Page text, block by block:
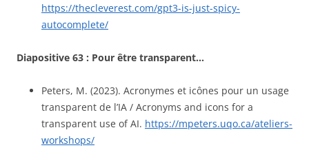
https://thecleverest.com/gpt3-is-just-spicy-
autocomplete/
Diapositive 63 : Pour être transparent…
Peters, M. (2023). Acronymes et icônes pour un usage
transparent de l’IA / Acronyms and icons for a
transparent use of AI. https://mpeters.uqo.ca/ateliers-
workshops/